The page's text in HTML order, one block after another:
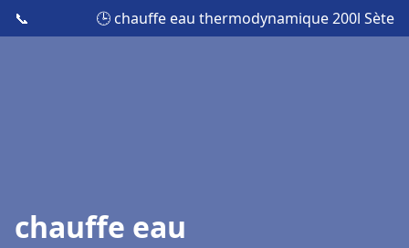
📞 🕒 chauffe eau thermodynamique 200l Sète
chauffe eau